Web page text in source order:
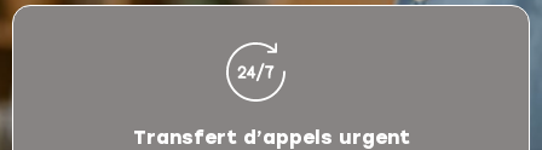
Transfert d’appels urgent